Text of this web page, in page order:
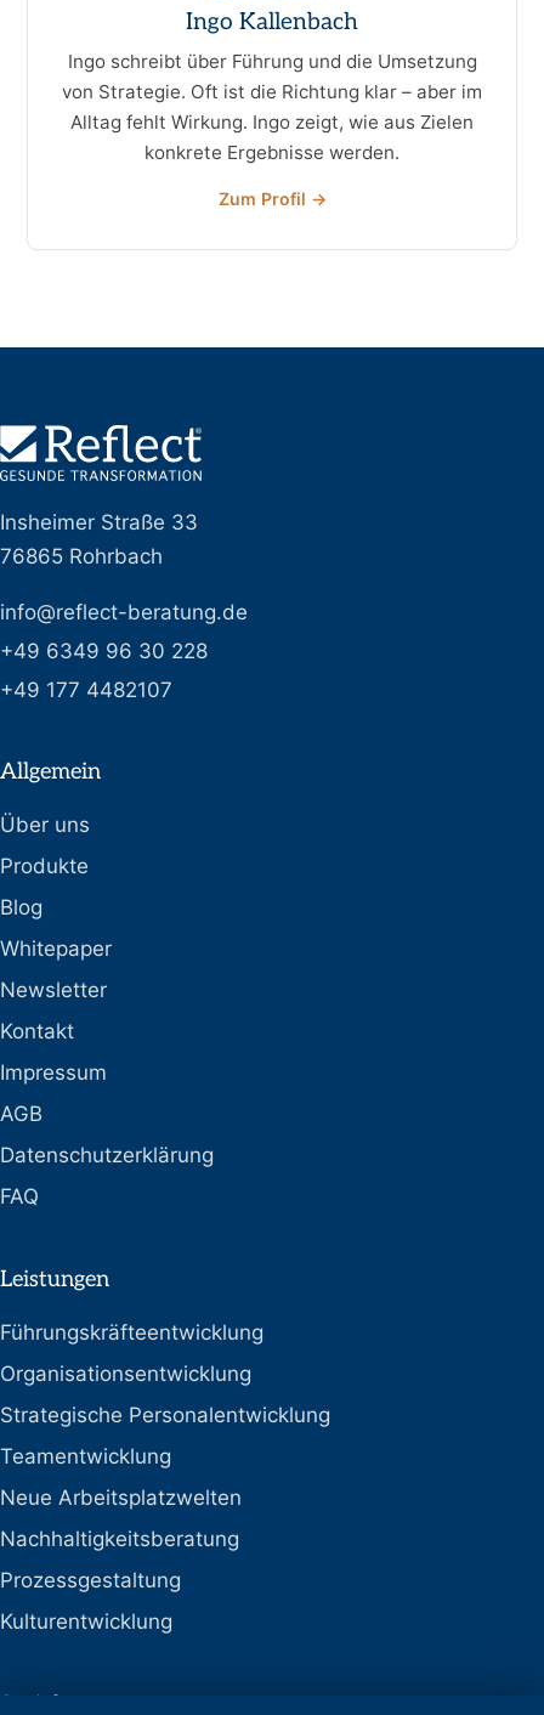
Ingo Kallenbach
Ingo schreibt über Führung und die Umsetzung
von Strategie. Oft ist die Richtung klar – aber im
Alltag fehlt Wirkung. Ingo zeigt, wie aus Zielen
konkrete Ergebnisse werden.
Zum Profil →
Insheimer Straße 33
76865 Rohrbach
info@reflect-beratung.de
+49 6349 96 30 228
+49 177 4482107
Allgemein
Über uns
Produkte
Blog
Whitepaper
Newsletter
Kontakt
Impressum
AGB
Datenschutzerklärung
FAQ
Leistungen
Führungskräfteentwicklung
Organisationsentwicklung
Strategische Personalentwicklung
Teamentwicklung
Neue Arbeitsplatzwelten
Nachhaltigkeitsberatung
Prozessgestaltung
Kulturentwicklung
Social